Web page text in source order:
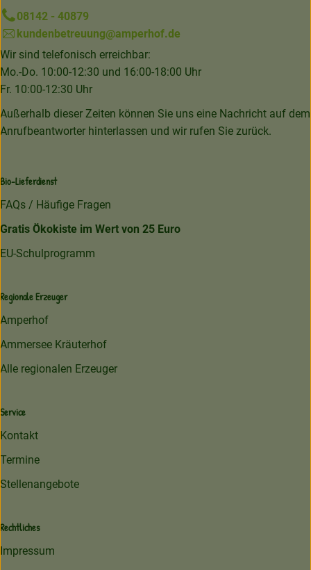
08142 - 40879
kundenbetreuung@amperhof.de
Wir sind telefonisch erreichbar:
Mo.-Do. 10:00-12:30 und 16:00-18:00 Uhr
Fr. 10:00-12:30 Uhr
Außerhalb dieser Zeiten können Sie uns eine Nachricht auf dem
Anrufbeantworter hinterlassen und wir rufen Sie zurück.
Bio-Lieferdienst
FAQs / Häufige Fragen
Gratis Ökokiste im Wert von 25 Euro
EU-Schulprogramm
Regionale Erzeuger
Amperhof
Ammersee Kräuterhof
Alle regionalen Erzeuger
Service
Kontakt
Termine
Stellenangebote
Rechtliches
Impressum